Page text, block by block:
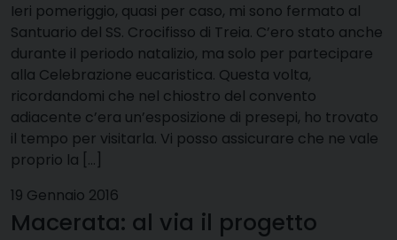
Ieri pomeriggio, quasi per caso, mi sono fermato al
Santuario del SS. Crocifisso di Treia. C’ero stato anche
durante il periodo natalizio, ma solo per partecipare
alla Celebrazione eucaristica. Questa volta,
ricordandomi che nel chiostro del convento
adiacente c’era un’esposizione di presepi, ho trovato
il tempo per visitarla. Vi posso assicurare che ne vale
proprio la […]
19 Gennaio 2016
Macerata: al via il progetto